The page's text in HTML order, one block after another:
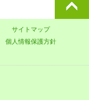
サイトマップ
個人情報保護方針